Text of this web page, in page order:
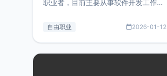
职业者，目前主要从事软件开发工作。
的总结，内容主要包括：工作、学习、
自由职业 2026-01-12